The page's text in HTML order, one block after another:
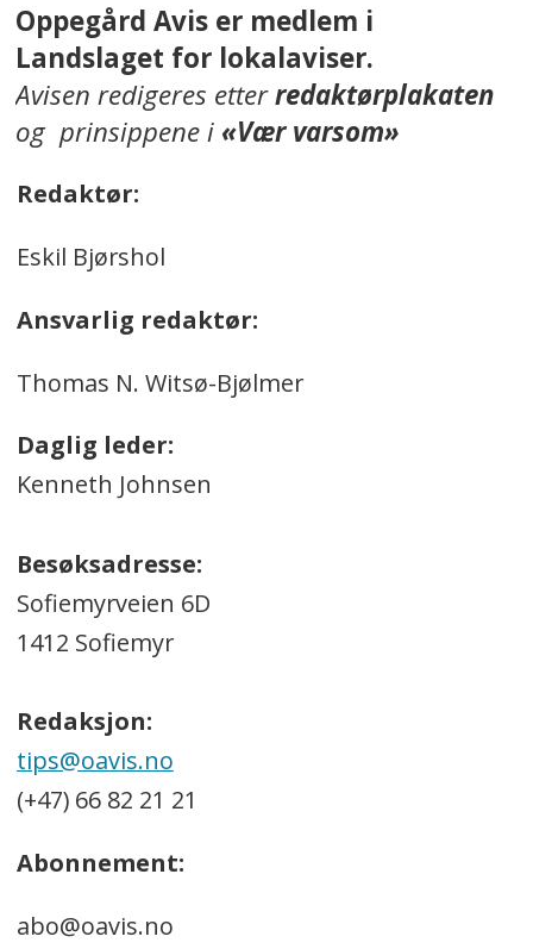
Oppegård Avis er medlem i
Landslaget for lokalaviser.
Avisen redigeres etterredaktørplakaten
og prinsippene i«Vær varsom»
Redaktør:
Eskil Bjørshol
Ansvarlig redaktør:
Thomas N. Witsø-Bjølmer
Daglig leder:
Kenneth Johnsen
Besøksadresse:
Sofiemyrveien 6D
1412 Sofiemyr
Redaksjon:
tips@oavis.no
(+47) 66 82 21 21
Abonnement:
abo@oavis.no